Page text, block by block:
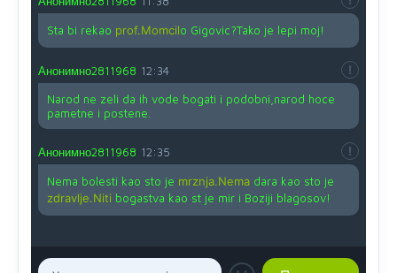
Sta bi rekao prof.Momcilo Gigovic?Tako je lepi moj!
Анонимно2811968 12:34
Narod ne zeli da ih vode bogati i podobni,narod hoce
pametne i postene.
Анонимно2811968 12:35
Nema bolesti kao sto je mrznja.Nemadara kao sto je
zdravlje.Niti bogastva kao st je mir i Boziji blagosov!